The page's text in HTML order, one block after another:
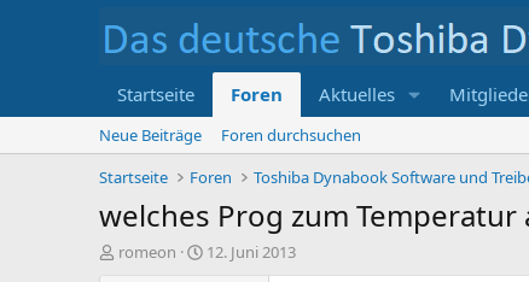
Startseite Foren Aktuelles
Neue Beiträge
Foren durchsuchen
Startseite
Foren Toshiba Dynabook Software und
welches Prog zum Temperatur
E
romeon
E12. Juni 2013